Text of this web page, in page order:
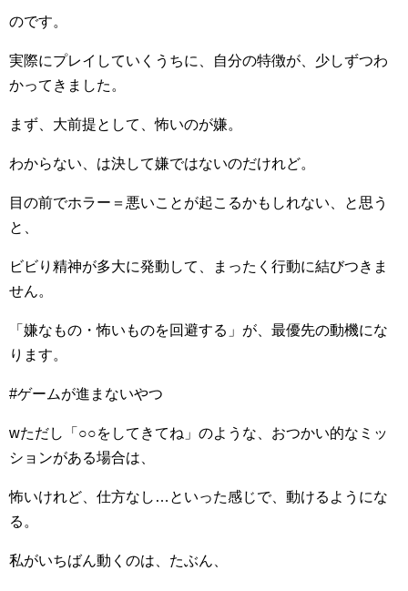
のです。
実際にプレイしていくうちに、自分の特徴が、少しずつわ
かってきました。
まず、大前提として、怖いのが嫌。
わからない、は決して嫌ではないのだけれど。
目の前でホラー＝悪いことが起こるかもしれない、と思う
と、
ビビり精神が多大に発動して、まったく行動に結びつきま
せん。
「嫌なもの・怖いものを回避する」が、最優先の動機にな
ります。
#ゲームが進まないやつ
wただし「○○をしてきてね」のような、おつかい的なミッ
ションがある場合は、
怖いけれど、仕方なし…といった感じで、動けるようにな
る。
私がいちばん動くのは、たぶん、